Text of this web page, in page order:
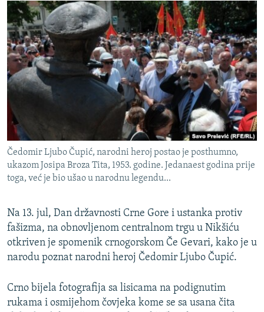
INFOGRAFIKE
KINA NA BALKANU
RSE PRIČE IZ SVIJETA
ISPRIČAJ MI
DNEVNO@RSE
SPECIJALI RSE
GENOCID U SREBRENICI
POPLAVE I KLIZIŠTA U BIH 2024.
TV LIBERTY
MOJA EVROPA
TRI DECENIJE OD RATA U BIH
SVE KARTE DEJTONA
NASTANAK I RASPAD JUGOSLAVIJE
PRATITE NAS
Sve RFE/RL stranice
Čedomir Ljubo Čupić, narodni heroj postao je posthumno,
ukazom Josipa Broza Tita, 1953. godine. Jedanaest godina prije
toga, već je bio ušao u narodnu legendu...
Na 13. jul, Dan državnosti Crne Gore i ustanka protiv
fašizma, na obnovljenom centralnom trgu u Nikšiću
otkriven je spomenik crnogorskom Če Gevari, kako je u
narodu poznat narodni heroj Čedomir Ljubo Čupić.
Crno bijela fotografija sa lisicama na podignutim
rukama i osmijehom čovjeka kome se sa usana čita